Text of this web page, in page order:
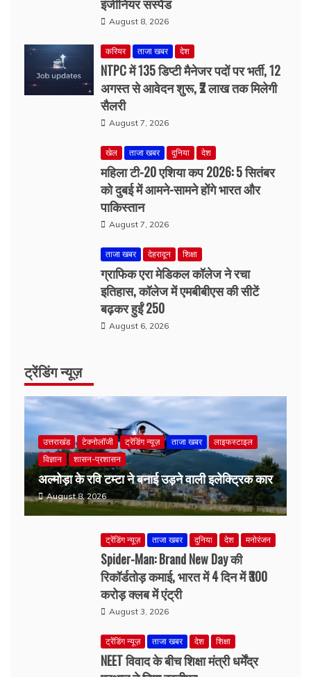
NTPC में 135 डिप्टी मैनेजर पदों पर भर्ती, 12
अगस्त से आवेदन शुरू, ₹2 लाख तक मिलेगी
सैलरी
August 7, 2026
खेल ताजा खबर दुनिया देश
महिला टी-20 एशिया कप 2026: 5 सितंबर
को दुबई में आमने-सामने होंगे भारत और
पाकिस्तान
August 7, 2026
ताजा खबर देहरादून शिक्षा
ग्राफिक एरा मेडिकल कॉलेज ने रचा
इतिहास, कॉलेज में एमबीबीएस की सीटें
बढ़कर हुईं 250
August 6, 2026
उत्तराखंड टेक्नोलॉजी
विज्ञान
शासन-प्रशासन
अल्मोड़ा के रवि टम्टा ने बनाई उड़ने वाली इलेक्ट्रिक कार
August 8, 2026
ट्रेंडिंग न्यूज़ ताजा खबर दुनिया देश मनोरंजन
Spider-Man: Brand New Day की
रिकॉर्डतोड़ कमाई, भारत में 4 दिन में ₹300
करोड़ क्लब में एंट्री
August 3, 2026
ट्रेंडिंग न्यूज़ ताजा खबर देश शिक्षा
NEET विवाद के बीच शिक्षा मंत्री धर्मेंद्र
प्रधान ने दिया इस्तीफा
July 25, 2026
उत्तराखंड ट्रेंडिंग न्यूज़ ताजा खबर